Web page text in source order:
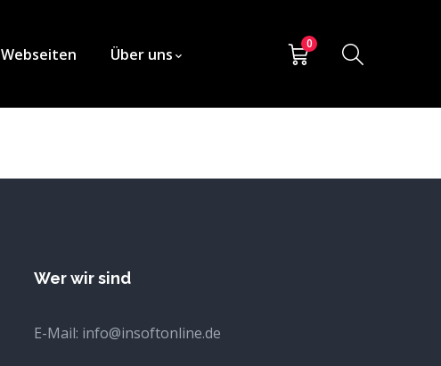
Webseiten Über uns
0
Wer wir sind
E-Mail: info@insoftonline.de